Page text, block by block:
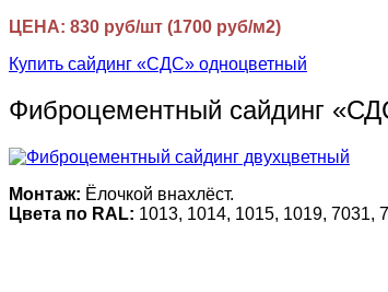
ЦЕНА: 830 руб/шт (1700 руб/м2)
Купить сайдинг «СДС» одноцветный
Фиброцементный сайдинг
Монтаж: Ёлочкой внахлёст.
Цвета по RAL: 1013, 1014, 1015, 1019, 7031,